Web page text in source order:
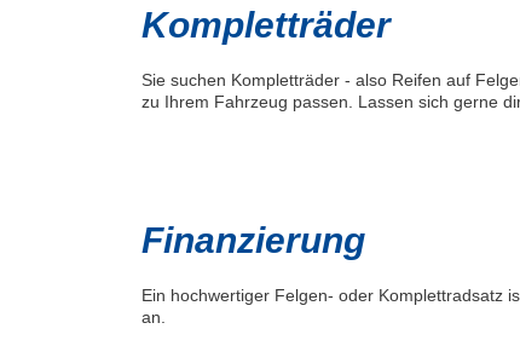
Kompletträder
Sie suchen Kompletträder - also Reifen auf
zu Ihrem Fahrzeug passen. Lassen sich gerne
Finanzierung
Ein hochwertiger Felgen- oder Komplettradsatz
an.